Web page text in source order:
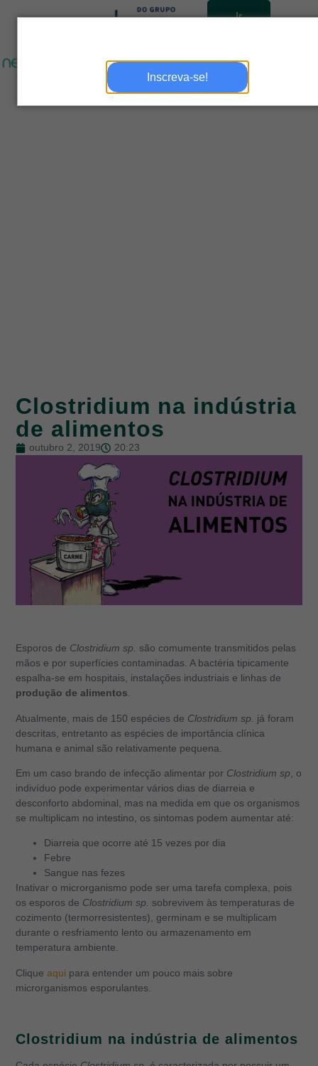
Inscreva-se!
Ir
Clostridium na indústria
de alimentos
outubro 2, 2019 20:23
Esporos de Clostridium sp. são comumente transmitidos pelas
mãos e por superfícies contaminadas. A bactéria tipicamente
espalha-se em hospitais, instalações industriais e linhas de
produção de alimentos.
Atualmente, mais de 150 espécies de Clostridium sp. já foram
descritas, entretanto as espécies de importância clínica
humana e animal são relativamente pequena.
Em um caso brando de infecção alimentar por Clostridium sp , o
indivíduo pode experimentar vários dias de diarreia e
desconforto abdominal, mas na medida em que os organismos
se multiplicam no intestino, os sintomas podem aumentar até:
Diarreia que ocorre até 15 vezes por dia
Febre
Sangue nas fezes
Inativar o microrganismo pode ser uma tarefa complexa, pois
os esporos de Clostridium sp. sobrevivem às temperaturas de
cozimento (termorresistentes), germinam e se multiplicam
durante o resfriamento lento ou armazenamento em
temperatura ambiente.
Cliqueaqui para entender um pouco mais sobre
microrganismos esporulantes.
Clostridium na indústria de alimentos